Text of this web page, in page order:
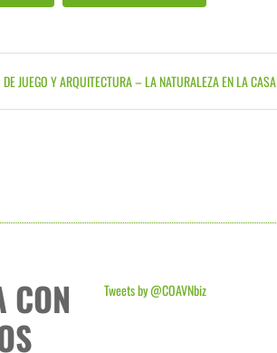
JUEGO Y ARQUITECTURA – LA NATURALEZA EN LA CASA
CON
Tweets by @COAVNbiz